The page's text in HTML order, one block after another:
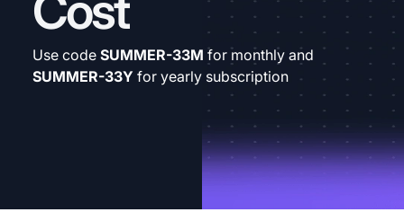
Use code SUMMER-33M for monthly and
SUMMER-33Y for yearly subscription